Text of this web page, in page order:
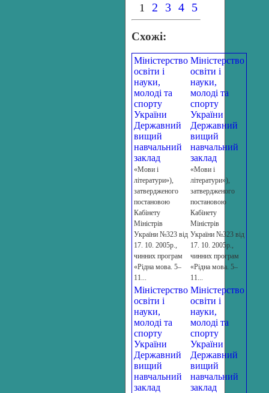
1 2 3 4 5
Схожі:
Міністерство
освіти і
науки,
молоді та
спорту
України
Державний
вищий
навчальний
заклад
«Мови і
літератури»),
затвердженого
постановою
Кабінету
Міністрів
України №323 від
17. 10. 2005р.,
чинних програм
«Рідна мова. 5­–
11...
Міністерство
освіти і
науки,
молоді та
спорту
України
Державний
вищий
навчальний
заклад
«Мови і
літератури»),
затвердженого
постановою
Кабінету
Міністрів
України №323 від
17. 10. 2005р.,
чинних програм
«Рідна мова. 5­–
11...
Міністерство
освіти і
науки,
молоді та
спорту
України
Державний
вищий
навчальний
заклад
Міністерство
освіти і
науки,
молоді та
спорту
України
Державний
вищий
навчальний
заклад